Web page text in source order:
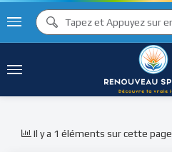
Il y a 1 éléments sur cette page